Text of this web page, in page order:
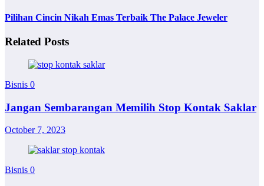
Pilihan Cincin Nikah Emas Terbaik The Palace Jeweler
Related Posts
Bisnis 0
Jangan Sembarangan Memilih Stop Kontak Saklar
October 7, 2023
Bisnis 0